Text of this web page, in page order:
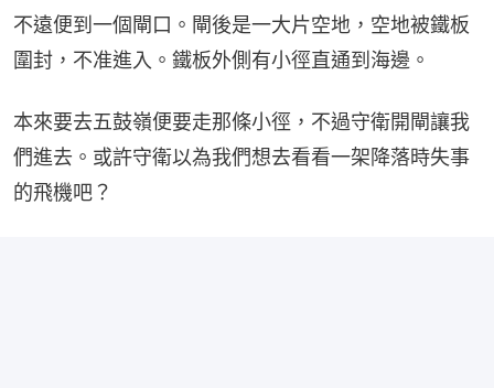
不遠便到一個閘口。閘後是一大片空地，空地被鐵板
圍封，不准進入。鐵板外側有小徑直通到海邊。
本來要去五鼓嶺便要走那條小徑，不過守衛開閘讓我
們進去。或許守衛以為我們想去看看一架降落時失事
的飛機吧？